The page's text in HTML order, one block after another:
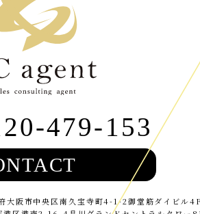
479-153
大阪市中央区南久宝寺町4-1-2御堂筋ダイビル4F